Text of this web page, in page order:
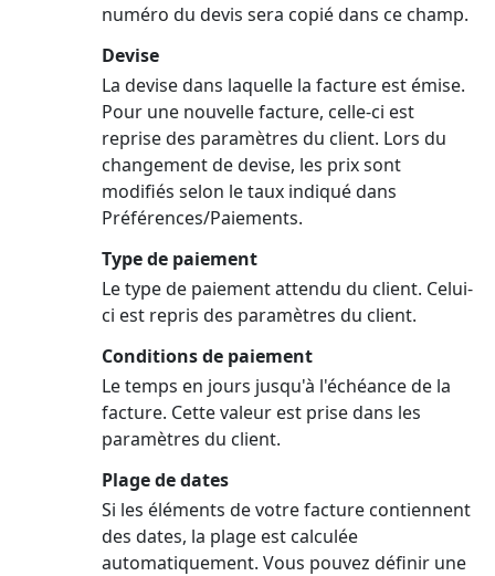
numéro du devis sera copié dans ce champ.
Devise
La devise dans laquelle la facture est émise.
Pour une nouvelle facture, celle-ci est
reprise des paramètres du client. Lors du
changement de devise, les prix sont
modifiés selon le taux indiqué dans
Préférences/Paiements.
Type de paiement
Le type de paiement attendu du client. Celui-
ci est repris des paramètres du client.
Conditions de paiement
Le temps en jours jusqu'à l'échéance de la
facture. Cette valeur est prise dans les
paramètres du client.
Plage de dates
Si les éléments de votre facture contiennent
des dates, la plage est calculée
automatiquement. Vous pouvez définir une